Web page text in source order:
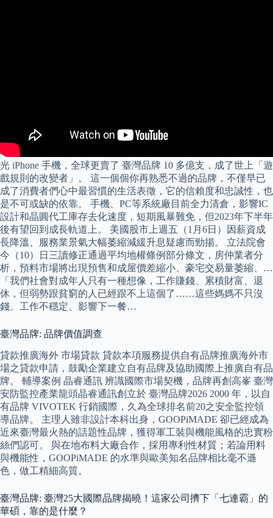
光 iPhone 手機，全球更賣了 臺灣品牌 10 多億支，成了世上「遊
戲規則的改變者」。 這一個個你再熟悉不過的品牌，不僅早已
成了消費者們心中最習慣的生活表徵，它的信賴度和忠誠性，也
是不可或缺的依靠。 手機、PC等系統廠目前全力清倉，影響IC
設計和晶圓代工庫存去化速度，短期風暴難免，但2023年下半年
後有望回到成長軌道上。 美國股市上週五（1月6日）因薪資成
長降溫、服務業景氣大幅萎縮減緩升息疑慮而勁揚。 立法院會
今（10）日三讀修正通過平均地權條例部分條文，房仲業者分
析，預料市場將出現預售和成屋價差縮小、豪宅交易量萎縮、…
「我們社會對成年人只有一種想像，工作賺錢、累積財富、退
休，但弱勢跟貧窮的人已經跟不上這個了……這些媽媽不只沒
錢、工作不穩定、影響下一餐…
臺灣品牌: 品牌價值調查
貸款推廣海外 市場貸款 貸款本項服務提供自有品牌推廣海外市
場之貸款申請，鼓勵企業建立自有品牌及協助國際上推廣自有品
牌。 輔導案例 晶睿通訊 辨識國際市場契機，品牌再創高峯 臺灣
安防監控產業龍頭晶睿通訊創立於 臺灣品牌2026 2000 年，以自
有品牌 VIVOTEK 行銷國際，久為全球排名前20之安全監控領
導品牌。 主理人雖非設計本科出身，GOOPiMADE 卻已經成為
近來臺灣最火熱的話題性品牌，獲得軍工裝與機能風格的忠實粉
絲們認可。 與在地布料大廠合作，採用專利性材質；若論用料
與機能性，GOOPiMADE 的水準與歐美知名品牌相比毫不遜
色，做工精細高質。
臺灣品牌: 臺灣25大國際品牌揭曉！這家公司擠下「七連霸」的
華碩，靠的是什麼？